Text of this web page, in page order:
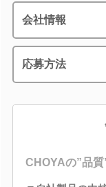
会社情報
応募方法
CHOYAの”品質